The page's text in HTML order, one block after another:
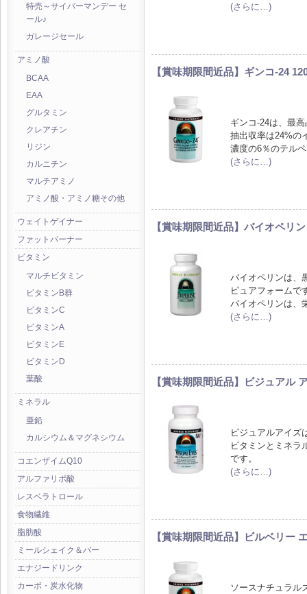
特売～サイバーマンデー セ
ール♪
ガレージセール
アミノ酸
BCAA
EAA
グルタミン
クレアチン
リジン
カルニチン
マルチアミノ
アミノ酸・アミノ糖その他
ウェイトゲイナー
ファットバーナー
ビタミン
マルチビタミン
ビタミンB群
ビタミンC
ビタミンA
ビタミンE
ビタミンD
葉酸
ミネラル
亜鉛
カルシウム＆マグネシウム
コエンザイムQ10
アルファリポ酸
レスベラトロール
食物繊維
脂肪酸
ミールシェイク＆バー
エナジードリンク
カーボ・炭水化物
(さらに…)
【賞味期限間近品】ギンコ-24
ギンコ-24は、最
抽出収率は24%の
濃度の6％のテル
(さらに…)
【賞味期限間近品】バイオペリ
バイオペリンは、
ピュアフォームで
バイオペリンは、
(さらに…)
【賞味期限間近品】ビジュアル
ビジュアルアイズ
ビタミンとミネラ
です。
(さらに…)
【賞味期限間近品】ビルベリー
ソースナチュラル